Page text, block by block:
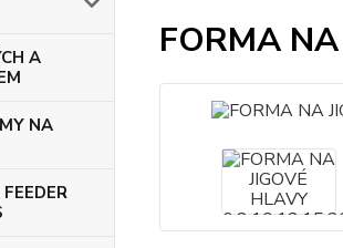
A
NA
FORMA